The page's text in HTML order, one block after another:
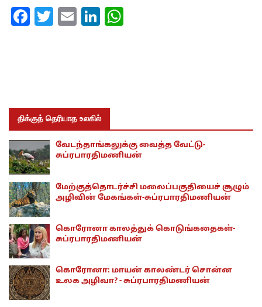
Facebook
Twitter
EmailLinkedIn
திக்குத் தெரியாத உலகில்
வேடந்தாங்கலுக்கு வைத்த வேட்டு-
சுப்ரபாரதிமணியன்
மேற்குத்தொடர்ச்சி மலைப்பகுதியைச் சூழும்
அழிவின் மேகங்கள்-சுப்ரபாரதிமணியன்
கொரோனா காலத்துக் கொடுங்கதைகள்-
சுப்ரபாரதிமணியன்
கொரோனா: மாயன் காலண்டர் சொன்ன
உலக அழிவா? - சுப்ரபாரதிமணியன்